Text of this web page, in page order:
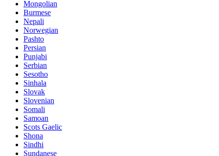
Mongolian
Burmese
Nepali
Norwegian
Pashto
Persian
Punjabi
Serbian
Sesotho
Sinhala
Slovak
Slovenian
Somali
Samoan
Scots Gaelic
Shona
Sindhi
Sundanese